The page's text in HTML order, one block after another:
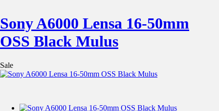
Sony A6000 Lensa 16-50mm
OSS Black Mulus
Sale